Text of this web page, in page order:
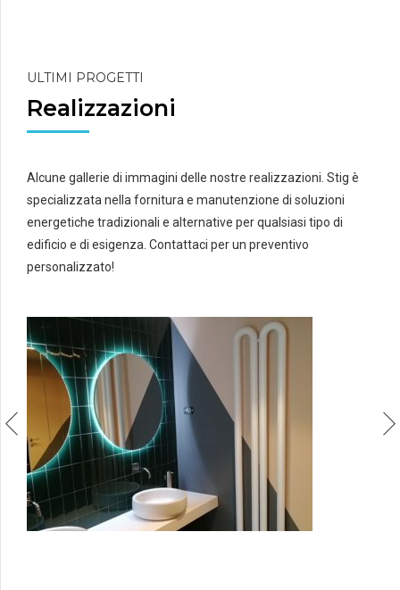
ULTIMI PROGETTI
Realizzazioni
Alcune gallerie di immagini delle nostre realizzazioni. Stig è
specializzata nella fornitura e manutenzione di soluzioni
energetiche tradizionali e alternative per qualsiasi tipo di
edificio e di esigenza. Contattaci per un preventivo
personalizzato!